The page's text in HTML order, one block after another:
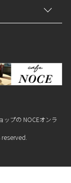
ップの NOCEオンラ